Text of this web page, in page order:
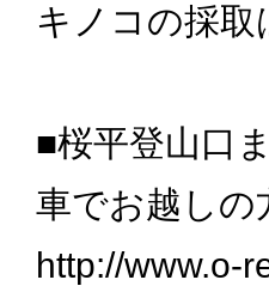
キノコの採
■桜平登山口
車でお越しの
http://www.o-